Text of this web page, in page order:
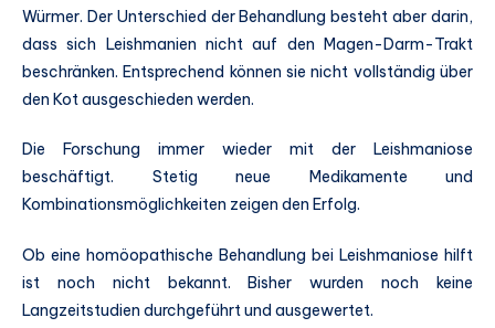
Würmer. Der Unterschied der Behandlung besteht aber darin,
dass sich Leishmanien nicht auf den Magen-Darm-Trakt
beschränken. Entsprechend können sie nicht vollständig über
den Kot ausgeschieden werden.
Die Forschung immer wieder mit der Leishmaniose
beschäftigt. Stetig neue Medikamente und
Kombinationsmöglichkeiten zeigen den Erfolg.
Ob eine homöopathische Behandlung bei Leishmaniose hilft
ist noch nicht bekannt. Bisher wurden noch keine
Langzeitstudien durchgeführt und ausgewertet.